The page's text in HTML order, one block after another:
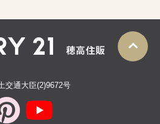
交通大臣(2)9672号